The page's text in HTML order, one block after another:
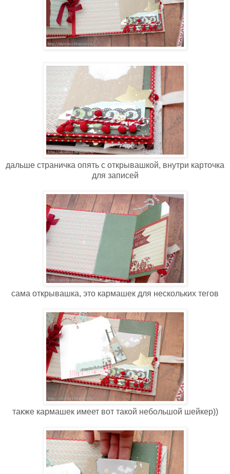
дальше страничка опять с открывашкой, внутри карточка
для записей
сама открывашка, это кармашек для нескольких тегов
также кармашек имеет вот такой небольшой шейкер))